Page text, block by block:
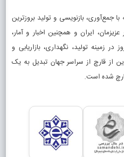
جمع‌آوری، بازنویسی و تولید بروزترین
ایران و همچنین اخبار و آمار،
در زمینه تولید، نگهداری، بازاریابی و
از قارچ از سراسر جهان تبدیل به یک
شده است.